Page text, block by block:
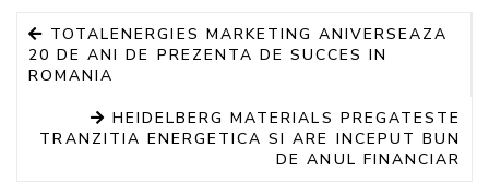
TOTALENERGIES MARKETING ANIVERSEAZA
20 DE ANI DE PREZENTA DE SUCCES IN
ROMANIA
HEIDELBERG MATERIALS PREGATESTE
TRANZITIA ENERGETICA SI ARE INCEPUT BUN
DE ANUL FINANCIAR